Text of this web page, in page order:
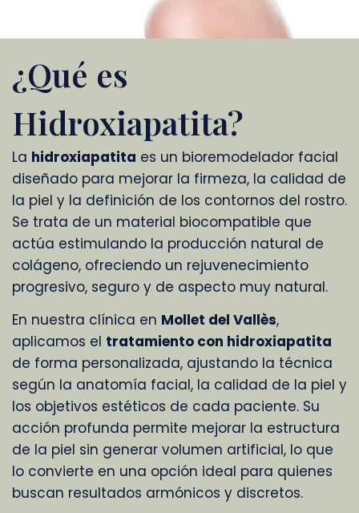
¿Qué es
Hidroxiapatita?
La hidroxiapatita es un bioremodelador facial
diseñado para mejorar la firmeza, la calidad de
la piel y la definición de los contornos del rostro.
Se trata de un material biocompatible que
actúa estimulando la producción natural de
colágeno, ofreciendo un rejuvenecimiento
progresivo, seguro y de aspecto muy natural.
En nuestra clínica en Mollet del Vallès,
aplicamos el tratamiento con hidroxiapatita
de forma personalizada, ajustando la técnica
según la anatomía facial, la calidad de la piel y
los objetivos estéticos de cada paciente. Su
acción profunda permite mejorar la estructura
de la piel sin generar volumen artificial, lo que
lo convierte en una opción ideal para quienes
buscan resultados armónicos y discretos.